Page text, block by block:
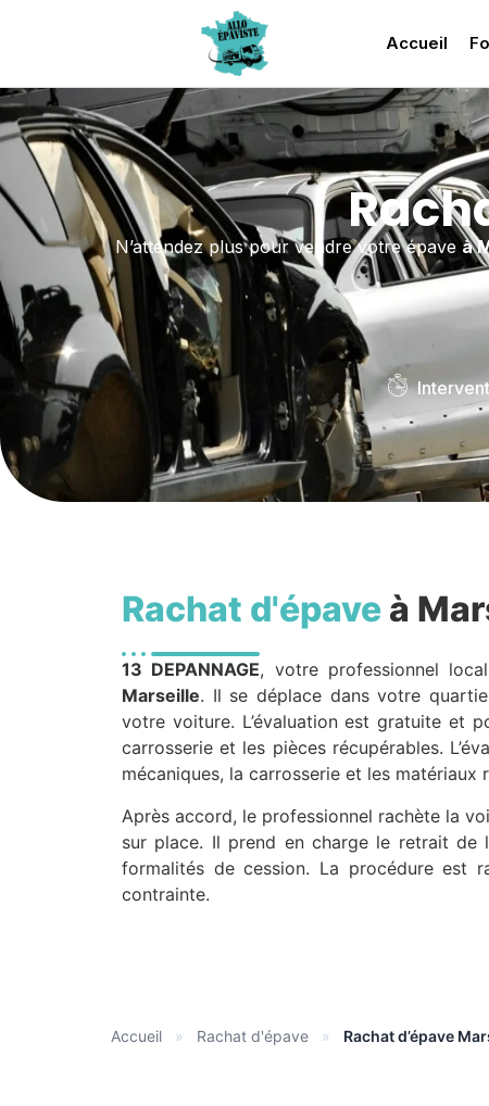
Accueil
N’attendez plus pour vendre votre épaveà
Rachat d'épave à
13 DEPANNAGE, votre professionnel
Marseille. Il se déplace dans votre
votre voiture. L’évaluation est gratuite et
carrosserie et les pièces récupérables.
mécaniques, la carrosserie et les matériaux
Après accord, le professionnel rachète la
sur place. Il prend en charge le retrait de
formalités de cession. La procédure est
contrainte.
Accueil » Rachat d'épave » Rachat d’épave